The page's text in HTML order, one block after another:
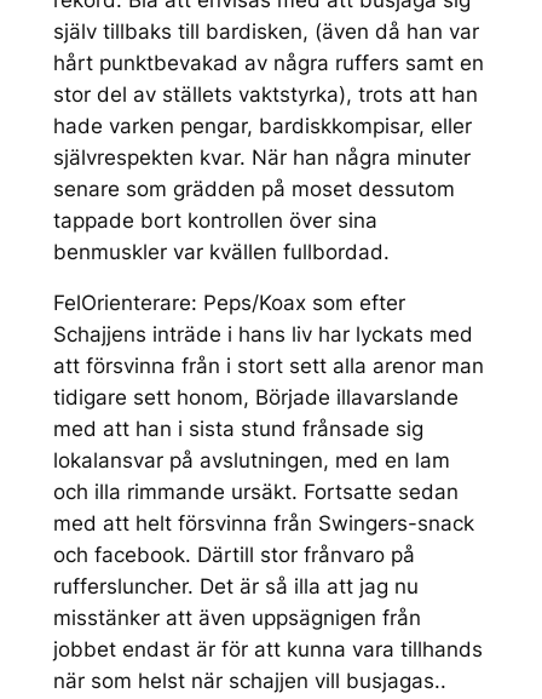
själv tillbaks till bardisken, (även då han var
hårt punktbevakad av några ruffers samt en
stor del av ställets vaktstyrka), trots att han
hade varken pengar, bardiskkompisar, eller
självrespekten kvar. När han några minuter
senare som grädden på moset dessutom
tappade bort kontrollen över sina
benmuskler var kvällen fullbordad.
FelOrienterare: Peps/Koax som efter
Schajjens inträde i hans liv har lyckats med
att försvinna från i stort sett alla arenor man
tidigare sett honom, Började illavarslande
med att han i sista stund frånsade sig
lokalansvar på avslutningen, med en lam
och illa rimmande ursäkt. Fortsatte sedan
med att helt försvinna från Swingers-snack
och facebook. Därtill stor frånvaro på
ruffersluncher. Det är så illa att jag nu
misstänker att även uppsägnigen från
jobbet endast är för att kunna vara tillhands
när som helst när schajjen vill busjagas..